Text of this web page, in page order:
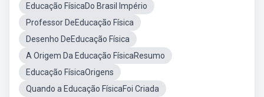
Educação FísicaDo Brasil Império
Professor DeEducação Física
Desenho DeEducação Física
A Origem Da Educação FísicaResumo
Educação FísicaOrigens
Quando a Educação FísicaFoi Criada